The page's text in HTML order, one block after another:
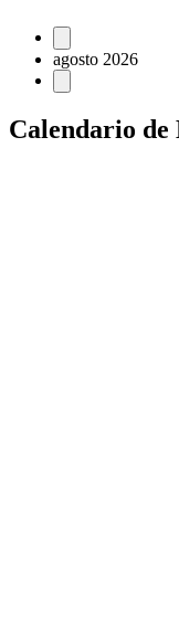
Eventos
agosto 2026
Calendario de